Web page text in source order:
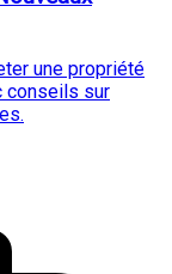
une propriété
conseils sur